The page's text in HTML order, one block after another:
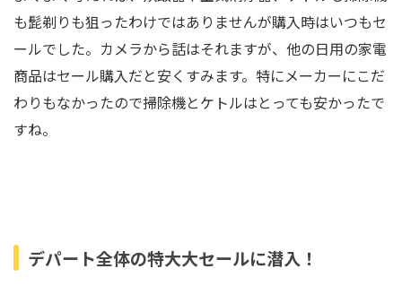
も髭剃りも狙ったわけではありませんが購入時はいつもセ
ールでした。カメラから話はそれますが、他の日用の家電
商品はセール購入だと安くすみます。特にメーカーにこだ
わりもなかったので掃除機とケトルはとっても安かったで
すね。
デパート全体の特大大セールに潜入！